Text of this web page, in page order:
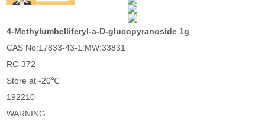
4-Methylumbelliferyl-a-D-glucopyranoside 1g
CAS No:17833-43-1:MW:33831
RC-372
Store at -20℃
192210
WARNING